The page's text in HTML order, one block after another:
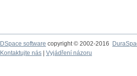
DSpace software copyright © 2002-2016
Kontaktujte nás
Vyjádření názoru